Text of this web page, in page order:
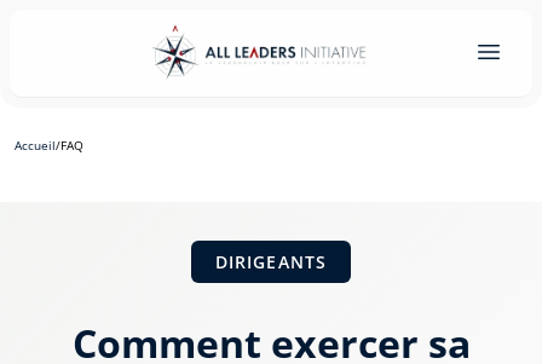
Accueil/FAQ
DIRIGEANTS
Comment exercer sa